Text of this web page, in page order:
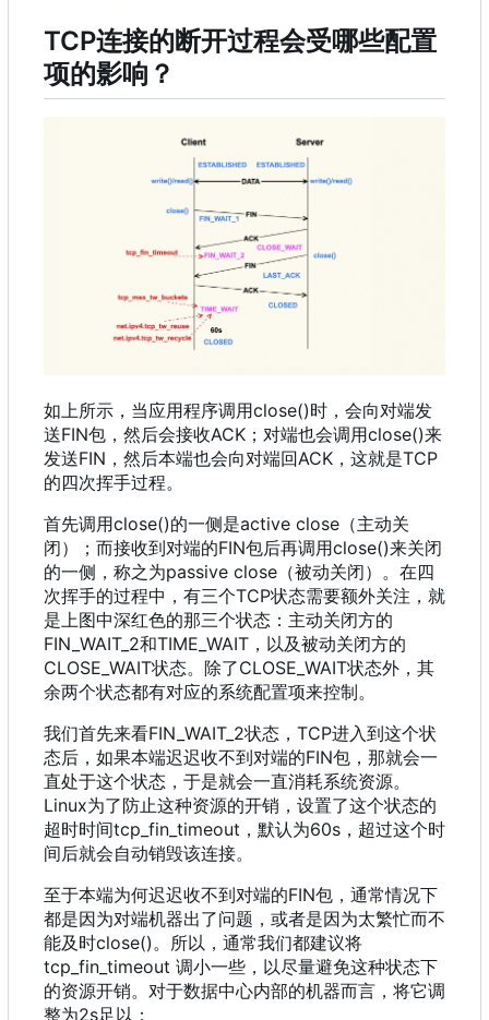
TCP连接的断开过程会受哪些配置
项的影响 ？
如上所示 ， 当应用程序调用close()时 ， 会向对端发
送FIN包 ， 然后会接收ACK ； 对端也会调用close()来
发送FIN ， 然后本端也会向对端回ACK ， 这就是TCP
的四次挥手过程。
首先调用close()的一侧是active close （主动关
闭） ； 而接收到对端的FIN包后再调用close()来关闭
的一侧 ， 称之为passive close （被动关闭） 。在四
次挥手的过程中 ， 有三个TCP状态需要额外关注 ， 就
是上图中深红色的那三个状态 ： 主动关闭方的
FIN_WAIT_2和TIME_WAIT ， 以及被动关闭方的
CLOSE_WAIT状态。除了CLOSE_WAIT状态外 ， 其
余两个状态都有对应的系统配置项来控制。
我们首先来看FIN_WAIT_2状态 ， TCP进入到这个状
态后 ， 如果本端迟迟收不到对端的FIN包 ， 那就会一
直处于这个状态 ， 于是就会一直消耗系统资源。
Linux为了防止这种资源的开销 ， 设置了这个状态的
超时时间tcp_fin_timeout ， 默认为60s ， 超过这个时
间后就会自动销毁该连接。
至于本端为何迟迟收不到对端的FIN包 ， 通常情况下
都是因为对端机器出了问题 ， 或者是因为太繁忙而不
能及时close()。所以，通常我们都建议将
tcp_fin_timeout 调小一些 ， 以尽量避免这种状态下
的资源开销。对于数据中心内部的机器而言 ， 将它调
整为2s足以 ：